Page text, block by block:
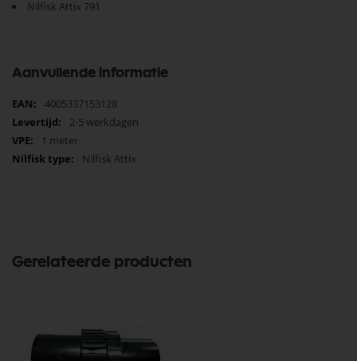
Nilfisk Attix 791
Aanvullende informatie
Meer
informatie
4005337153128
2-5 werkdagen
1 meter
Nilfisk Attix
Gerelateerde producten